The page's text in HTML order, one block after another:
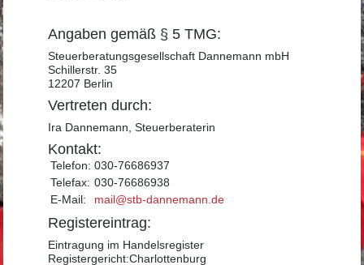
Angaben gemäß § 5 TMG:
Steuerberatungsgesellschaft Dannemann mbH
Schillerstr. 35
12207 Berlin
Vertreten durch:
Ira Dannemann, Steuerberaterin
Kontakt:
Telefon: 030-76686937
Telefax: 030-76686938
E-Mail:
mail@stb-dannemann.de
Registereintrag:
Eintragung im Handelsregister
Registergericht:Charlottenburg